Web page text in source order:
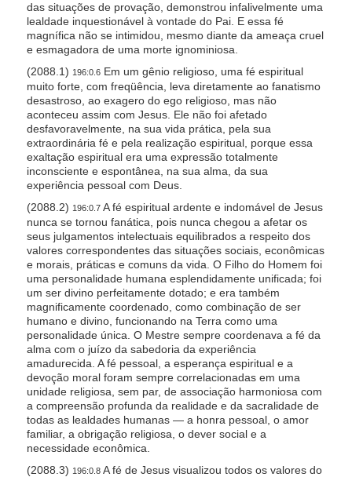
das situações de provação, demonstrou infalivelmente uma
lealdade inquestionável à vontade do Pai. E essa fé
magnífica não se intimidou, mesmo diante da ameaça cruel
e esmagadora de uma morte ignominiosa.
(2088.1) 196:0.6Em um gênio religioso, uma fé espiritual
muito forte, com freqüência, leva diretamente ao fanatismo
desastroso, ao exagero do ego religioso, mas não
aconteceu assim com Jesus. Ele não foi afetado
desfavoravelmente, na sua vida prática, pela sua
extraordinária fé e pela realização espiritual, porque essa
exaltação espiritual era uma expressão totalmente
inconsciente e espontânea, na sua alma, da sua
experiência pessoal com Deus.
(2088.2) 196:0.7A fé espiritual ardente e indomável de Jesus
nunca se tornou fanática, pois nunca chegou a afetar os
seus julgamentos intelectuais equilibrados a respeito dos
valores correspondentes das situações sociais, econômicas
e morais, práticas e comuns da vida. O Filho do Homem foi
uma personalidade humana esplendidamente unificada; foi
um ser divino perfeitamente dotado; e era também
magnificamente coordenado, como combinação de ser
humano e divino, funcionando na Terra como uma
personalidade única. O Mestre sempre coordenava a fé da
alma com o juízo da sabedoria da experiência
amadurecida. A fé pessoal, a esperança espiritual e a
devoção moral foram sempre correlacionadas em uma
unidade religiosa, sem par, de associação harmoniosa com
a compreensão profunda da realidade e da sacralidade de
todas as lealdades humanas — a honra pessoal, o amor
familiar, a obrigação religiosa, o dever social e a
necessidade econômica.
(2088.3) 196:0.8A fé de Jesus visualizou todos os valores do